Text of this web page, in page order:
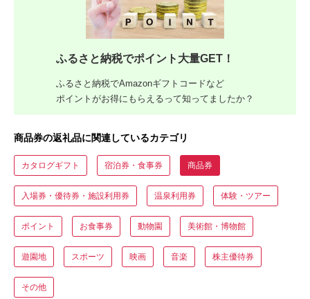
ふるさと納税でポイント大量GET！
ふるさと納税でAmazonギフトコードなど
ポイントがお得にもらえるって知ってましたか？
商品券の返礼品に関連しているカテゴリ
カタログギフト 宿泊券・食事券 商品券
入場券・優待券・施設利用券 温泉利用券 体験・ツアー
ポイント お食事券 動物園 美術館・博物館
遊園地 スポーツ 映画 音楽 株主優待券
その他